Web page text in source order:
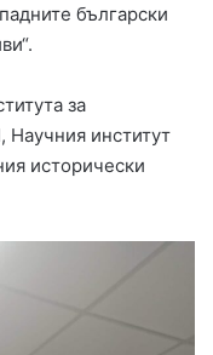
български
за
Научния институт
исторически